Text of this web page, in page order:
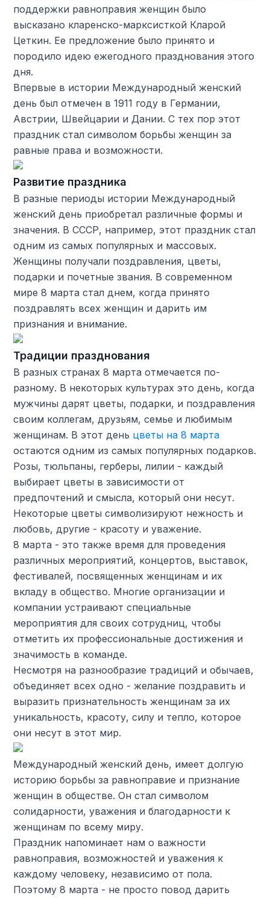
поддержки равноправия женщин было
высказано кларенско-марксисткой Кларой
Цеткин. Ее предложение было принято и
породило идею ежегодного празднования этого
дня.
Впервые в истории Международный женский
день был отмечен в 1911 году в Германии,
Австрии, Швейцарии и Дании. С тех пор этот
праздник стал символом борьбы женщин за
равные права и возможности.
Развитие праздника
В разные периоды истории Международный
женский день приобретал различные формы и
значения. В СССР, например, этот праздник стал
одним из самых популярных и массовых.
Женщины получали поздравления, цветы,
подарки и почетные звания. В современном
мире 8 марта стал днем, когда принято
поздравлять всех женщин и дарить им
признания и внимание.
Традиции празднования
В разных странах 8 марта отмечается по-
разному. В некоторых культурах это день, когда
мужчины дарят цветы, подарки, и поздравления
своим коллегам, друзьям, семье и любимым
женщинам. В этот день цветы на 8 марта
остаются одним из самых популярных подарков.
Розы, тюльпаны, герберы, лилии - каждый
выбирает цветы в зависимости от
предпочтений и смысла, который они несут.
Некоторые цветы символизируют нежность и
любовь, другие - красоту и уважение.
8 марта - это также время для проведения
различных мероприятий, концертов, выставок,
фестивалей, посвященных женщинам и их
вкладу в общество. Многие организации и
компании устраивают специальные
мероприятия для своих сотрудниц, чтобы
отметить их профессиональные достижения и
значимость в команде.
Несмотря на разнообразие традиций и обычаев,
объединяет всех одно - желание поздравить и
выразить признательность женщинам за их
уникальность, красоту, силу и тепло, которое
они несут в этот мир.
Международный женский день, имеет долгую
историю борьбы за равноправие и признание
женщин в обществе. Он стал символом
солидарности, уважения и благодарности к
женщинам по всему миру.
Праздник напоминает нам о важности
равноправия, возможностей и уважения к
каждому человеку, независимо от пола.
Поэтому 8 марта - не просто повод дарить